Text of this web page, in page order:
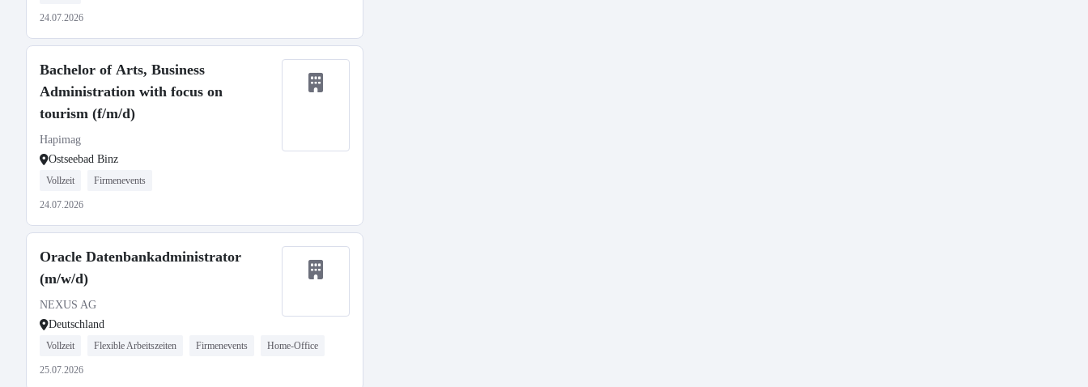
24.07.2026
Bachelor of Arts, Business
Administration with focus on
tourism (f/m/d)
Hapimag
Ostseebad Binz
Vollzeit Firmenevents
24.07.2026
Oracle Datenbankadministrator
(m/w/d)
NEXUS AG
Deutschland
Vollzeit Flexible Arbeitszeiten Firmenevents Home-Office
25.07.2026